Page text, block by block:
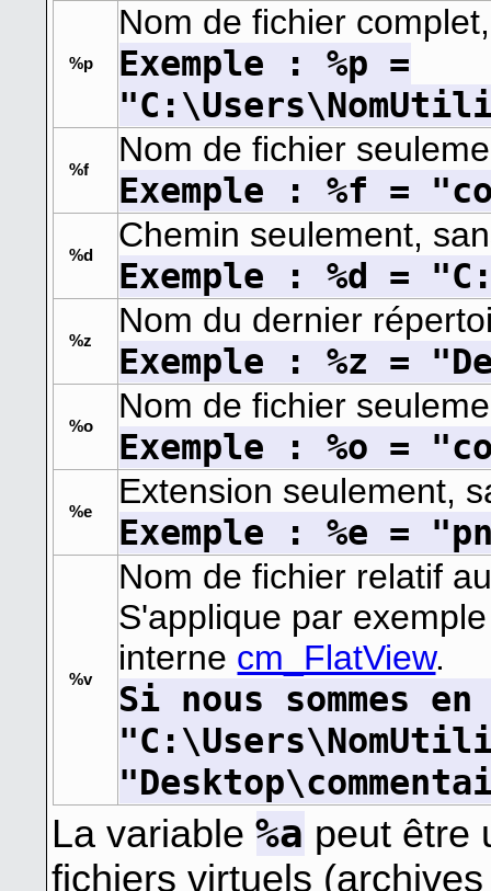
%p
Nom de fichier
Exemple : %p =
%f
Nom de fichier
Exemple : %f =
%d
Chemin seulement,
Exemple : %d =
%z
Nom du dernier
Exemple : %z =
%o
Nom de fichier
Exemple : %o =
%e
Extension seulement,
Exemple : %e =
%v
Nom de fichier relatif
S'applique par
interne cm_FlatView.
Si nous sommes
La variable%a peut être
fichiers virtuels